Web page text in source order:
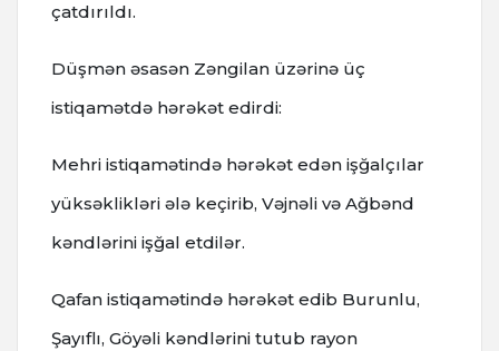
çatdırıldı.
Düşmən əsasən Zəngilan üzərinə üç
istiqamətdə hərəkət edirdi:
Mehri istiqamətində hərəkət edən işğalçılar
yüksəklikləri ələ keçirib, Vəjnəli və Ağbənd
kəndlərini işğal etdilər.
Qafan istiqamətində hərəkət edib Burunlu,
Şayıflı, Göyəli kəndlərini tutub rayon